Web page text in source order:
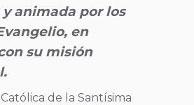
animada por los
en
su misión
de la Santísima